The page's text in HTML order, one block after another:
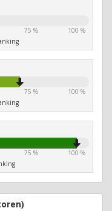
75 %
100 %
75 %
100 %
75 %
100 %